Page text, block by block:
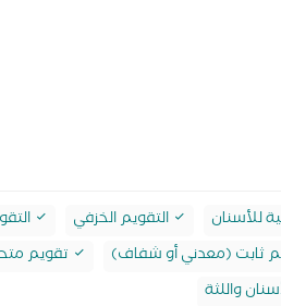
للأسنان التقويم الخزفي
ثابت (معدني أو شفاف) تقويم
واللثة